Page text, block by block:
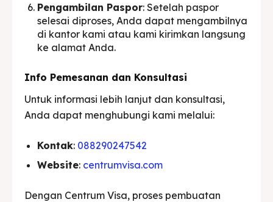
Pengambilan Paspor: Setelah paspor
selesai diproses, Anda dapat mengambilnya
di kantor kami atau kami kirimkan langsung
ke alamat Anda.
Info Pemesanan dan Konsultasi
Untuk informasi lebih lanjut dan konsultasi,
Anda dapat menghubungi kami melalui:
Kontak: 088290247542
Website: centrumvisa.com
Dengan Centrum Visa, proses pembuatan